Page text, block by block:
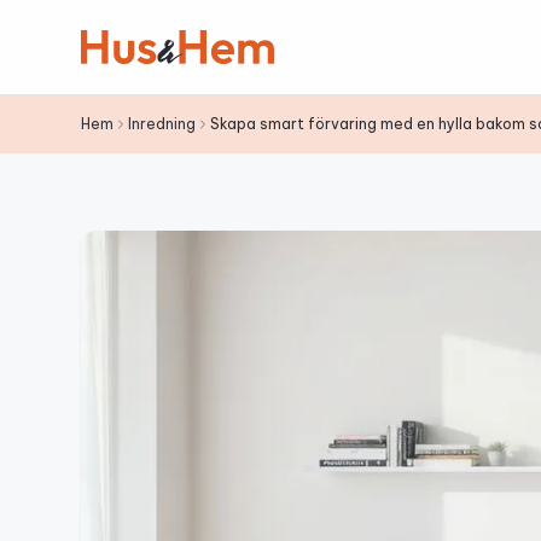
Hem Inredning Skapa smart förvaring med en hylla bakom